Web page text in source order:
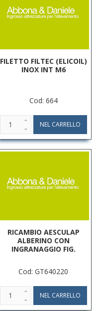
FILETTO FILTEC (ELICOIL)
INOX INT M6
Cod: 664
RICAMBIO AESCULAP
ALBERINO CON
INGRANAGGIO FIG.
Cod: GT640220